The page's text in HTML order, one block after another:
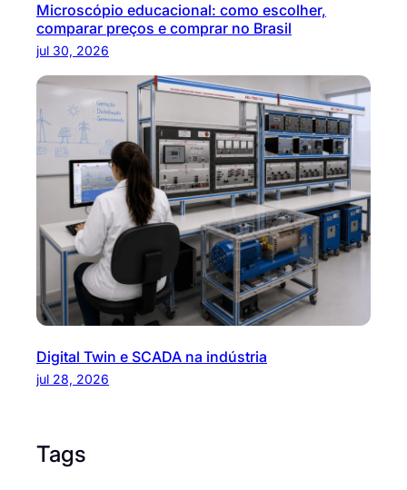
Microscópio educacional: como escolher,
comparar preços e comprar no Brasil
jul 30, 2026
Digital Twin e SCADA na indústria
jul 28, 2026
Tags